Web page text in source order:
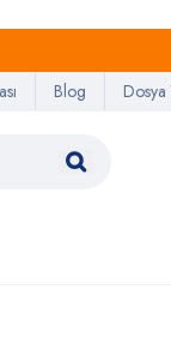
Blog Dosya